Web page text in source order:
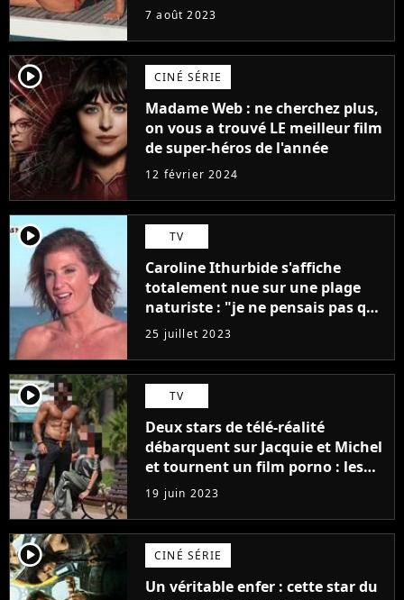
7 août 2023
player2 CINÉ SÉRIE
Madame Web : ne cherchez plus,
on vous a trouvé LE meilleur film
de super-héros de l'année
12 février 2024
player2 TV
Caroline Ithurbide s'affiche
totalement nue sur une plage
naturiste : "je ne pensais pas que
j'arriverais à le faire..."
25 juillet 2023
player2 TV
Deux stars de télé-réalité
débarquent sur Jacquie et Michel
et tournent un film porno : les
premières images du tournage
(exclu)
19 juin 2023
player2 CINÉ SÉRIE
Un véritable enfer : cette star du